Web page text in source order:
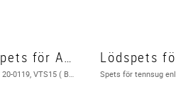
Lödspets för Art nr 20-0119